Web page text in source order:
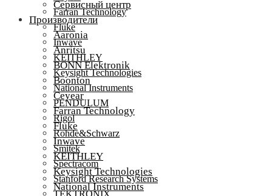
Farran Technology
Fluke
Inwave
KEITHLEY
Keysight Technologies
National Instruments
PENDULUM
Rigol
Rohde&Schwarz
Smitek
Spectracom
Stanford Research Systems
TEKTRONIX
Сервисный центр
Производители
Aaronia
Anritsu
BONN Elektronik
Boonton
Ceyear
Farran Technology
Fluke
Inwave
KEITHLEY
Keysight Technologies
National Instruments